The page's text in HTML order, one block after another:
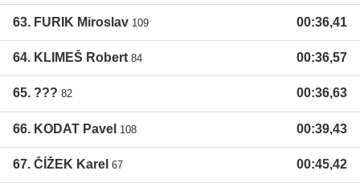
63. FURIK Miroslav 109 00:36,41
64. KLIMEŠ Robert 84 00:36,57
65. ??? 82 00:36,63
66. KODAT Pavel 108 00:39,43
67. ČÍŽEK Karel 67 00:45,42